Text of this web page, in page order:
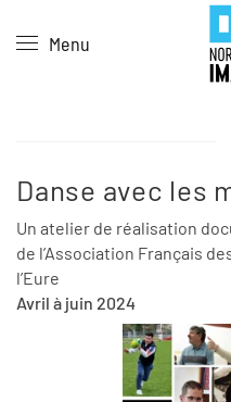
Skip to main content
Menu
Danse avec les
Un atelier de réalisation
de l’Association Français
l’Eure
Avril à juin 2024
Panneau de gestion des